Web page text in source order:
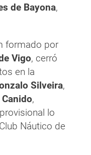
de Bayona,
formado por
Vigo, cerró
en la
Silveira,
,
lo
Náutico de